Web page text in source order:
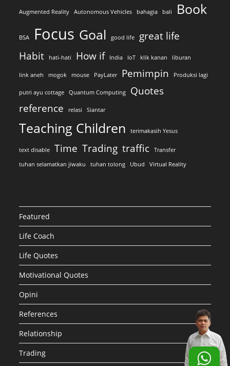
Augmented Reality Autonomous Vehicles bahagia bali Book
BSA Focus Goal good life
great life
Habit
hati-hati How if India IoT klik kanan liburan
link aneh mogok mouse PayLater Pemimpin Produksi lagi
putri ayu cottage Quantum Computing
Quotes
reference
relasi Siantar
Teaching Children terimakasih Yesus
text disable Time Trading traffic
Transfer
tuhan selamatkan jiwaku
tuhan tolong Ubud Virtual Reality
Featured
Life Coach
Life Quotes
Motivational Quotes
Opini
References
Relationship
Trading